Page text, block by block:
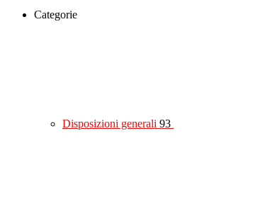
Categorie
Disposizioni generali 93